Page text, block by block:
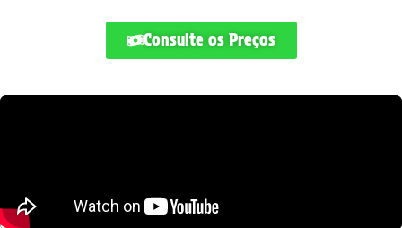
Consulte os Preços